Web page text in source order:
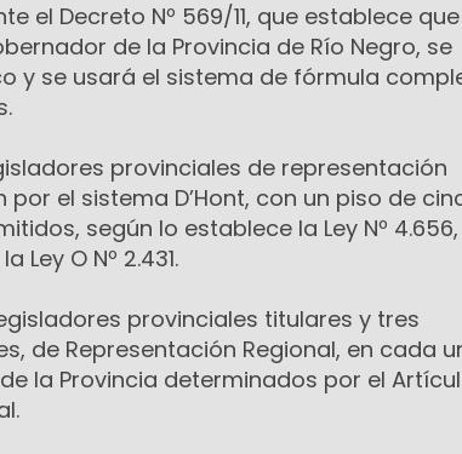
el Decreto Nº 569/11, que establece
de la Provincia de Río Negro, se
y se usará el sistema de fórmula
provinciales de representación
el sistema D’Hont, con un piso de
según lo establece la Ley Nº 4.656,
Ley O Nº 2.431.
provinciales titulares y tres
de Representación Regional, en cada
la Provincia determinados por el